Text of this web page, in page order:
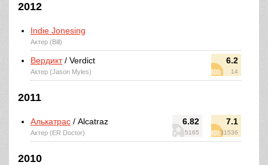
2012
Indie Jonesing
Актер (Bill)
6.2
14
Вердикт/ Verdict
Актер (Jason Myles)
2011
6.82
5165
7.1
31536
Алькатрас / Alcatraz
Актер (ER Doctor)
2010